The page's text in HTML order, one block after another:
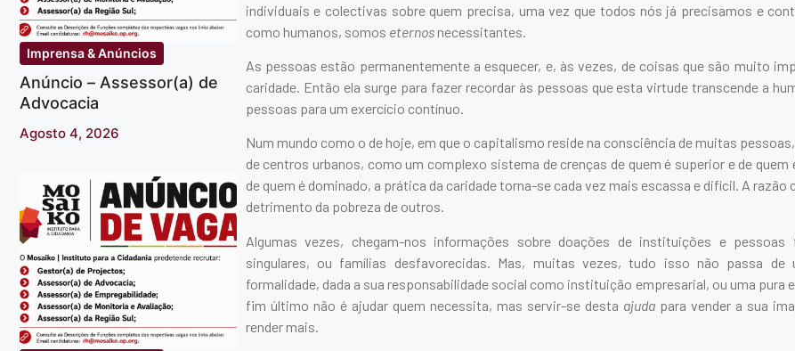
Imprensa & Anúncios
Anúncio – Assessor(a) de
Advocacia
Agosto 4, 2026
individuais e colectivas sobre quem precisa, uma vez que todos nós já precisamos e
como humanos, somos eternosnecessitantes.
As pessoas estão permanentemente a esquecer, e, às vezes, de coisas que são muito
caridade. Então ela surge para fazer recordar às pessoas que esta virtude transcende a
pessoas para um exercício contínuo.
Num mundo como o de hoje, em que o capitalismo reside na consciência de muitas
de centros urbanos, como um complexo sistema de crenças de quem é superior e de quem
de quem é dominado, a prática da caridade torna-se cada vez mais escassa e difícil. A
detrimento da pobreza de outros.
Algumas vezes, chegam-nos informações sobre doações de instituições e pessoas
singulares, ou famílias desfavorecidas. Mas, muitas vezes, tudo isso não passa de
formalidade, dada a sua responsabilidade social como instituição empresarial, ou uma pura
fim último não é ajudar quem necessita, mas servir-se desta ajuda para vender a sua
render mais.